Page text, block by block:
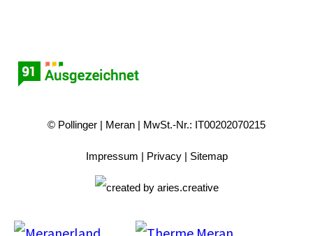
© Pollinger Meran MwSt.-Nr.: IT00202070215
Impressum Privacy Sitemap